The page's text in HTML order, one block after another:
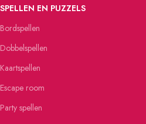
SPELLEN EN PUZZELS
Bordspellen
Dobbelspellen
Kaartspellen
Escape room
Party spellen